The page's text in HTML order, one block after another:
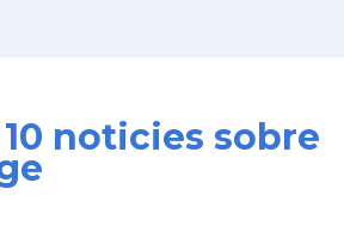
Catalans a CHELTENHAM
noticies sobre